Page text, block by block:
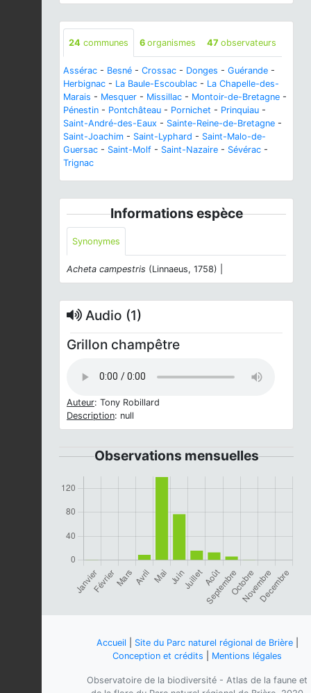
24 communes 6 organismes 47 observateurs
Assérac - Besné - Crossac - Donges - Guérande -
Herbignac - La Baule-Escoublac - La Chapelle-des-
Marais - Mesquer - Missillac - Montoir-de-Bretagne -
Pénestin - Pontchâteau - Pornichet - Prinquiau -
Saint-André-des-Eaux - Sainte-Reine-de-Bretagne -
Saint-Joachim - Saint-Lyphard - Saint-Malo-de-
Guersac - Saint-Molf - Saint-Nazaire - Sévérac -
Trignac
Informations espèce
Synonymes
Acheta campestris (Linnaeus, 1758) |
Audio (1)
Grillon champêtre
Auteur: Tony Robillard
Description: null
Observations mensuelles
Accueil Site du Parc naturel régional de Brière|
Conception et crédits
Mentions légales
Observatoire de la biodiversité - Atlas de la faune et